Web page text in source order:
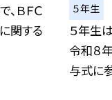
ＢＦＣ
関する
５年生
５年生
令和８
与式に